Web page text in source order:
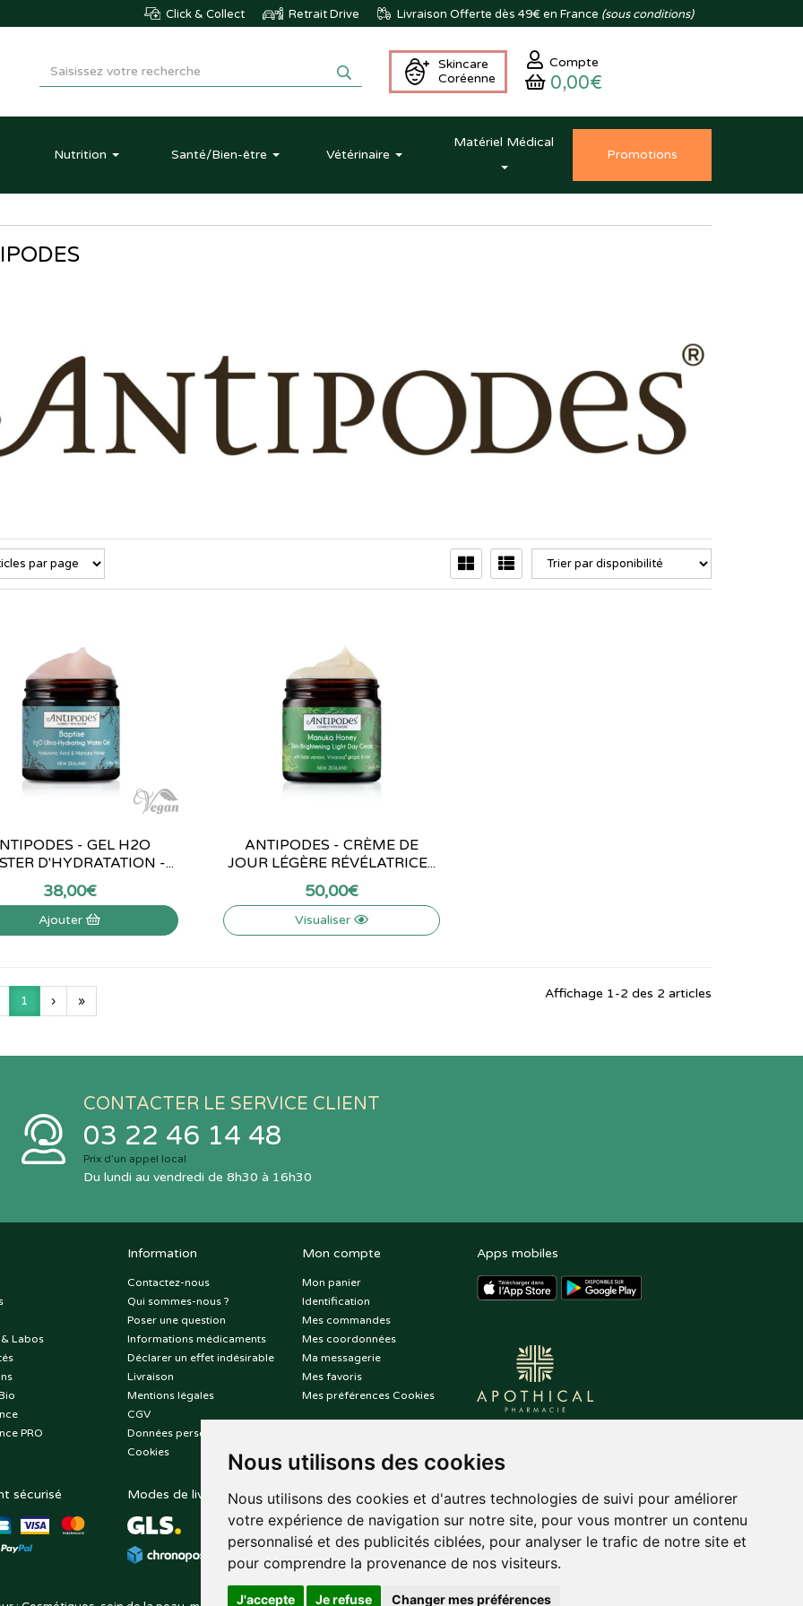
Nous utilisons des cookies
Nous utilisons des cookies et d'autres technologies de suivi pour améliorer
votre expérience de navigation sur notre site, pour vous montrer un contenu
personnalisé et des publicités ciblées, pour analyser le trafic de notre site et
pour comprendre la provenance de nos visiteurs.
J'accepte Je refuse Changer mes préférences
Click & Collect Retrait Drive Livraison Offerte dès 49€ en France (sous conditions)
Skincare
Coréenne
Compte
0,00€
Nutrition Santé/Bien-être Vétérinaire
Matériel Médical
Promotions
- GEL H2O
D'HYDRATATION -...
38,00€
Ajouter
ANTIPODES - CRÈME DE
JOUR LÉGÈRE RÉVÉLATRICE...
50,00€
Visualiser
1 › » Affichage 1-2 des 2 articles
CONTACTER LE SERVICE CLIENT
03 22 46 14 48
Prix d’un appel local
Du lundi au vendredi de 8h30 à 16h30
Labos
PRO
Information
Contactez-nous
Qui sommes-nous ?
Poser une question
Informations médicaments
Déclarer un effet indésirable
Livraison
Mentions légales
CGV
Données personnelles
Cookies
Mon compte
Mon panier
Identification
Mes commandes
Mes coordonnées
Ma messagerie
Mes favoris
Mes préférences Cookies
Apps mobiles
sécurisé Modes de livraison Suivez-nous sur